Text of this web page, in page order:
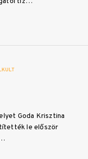
Goda Krisztina
le először